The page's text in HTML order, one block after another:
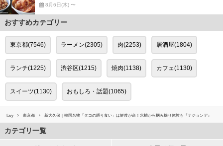
8月6日(木) 〜
おすすめカテゴリー
東京都(7546) ラーメン(2305) 肉(2253) 居酒屋(1804)
ランチ(1225) 渋谷区(1215) 焼肉(1138) カフェ(1130)
スイーツ(1130) おもしろ・話題(1065)
favy 東京都 新大久保｜韓国名物「タコの踊り食い」は鮮度が命！水槽から掴み採り体験も『テジョンデ』
カテゴリ一覧